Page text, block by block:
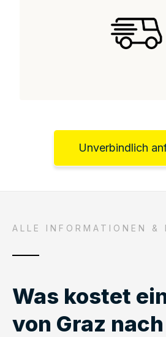
Unverbindlich
ALLE INFORMATIONEN &
Was kostet
von Graz nach